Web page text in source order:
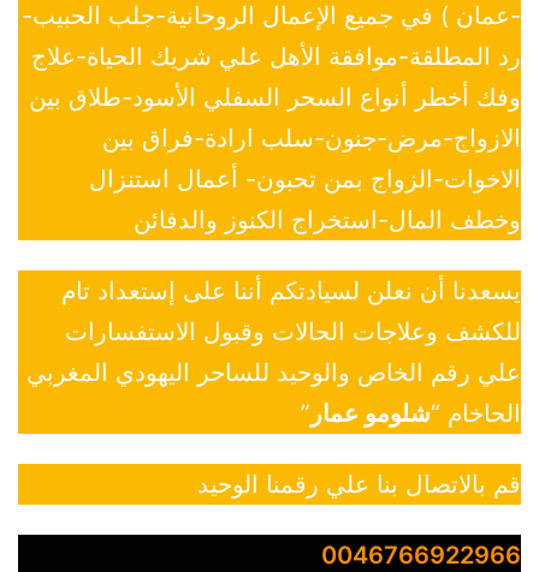
-عمان ) في جميع الإعمال الروحانية-جلب الحبيب-
رد المطلقة-موافقة الأهل علي شريك الحياة-علاج
وفك أخطر أنواع السحر السفلي الأسود-طلاق بين
الازواج-مرض-جنون-سلب ارادة-فراق بين
الاخوات-الزواج بمن تحبون- أعمال استنزال
وخطف المال-استخراج الكنوز والدفائن
يسعدنا أن نعلن لسيادتكم أننا على إستعداد تام
للكشف وعلاجات الحالات وقبول الاستفسارات
علي رقم الخاص والوحيد للساحر اليهودي المغربي
الحاخام “شلومو عمار ”
قم بالاتصال بنا علي رقمنا الوحيد
0046766922966